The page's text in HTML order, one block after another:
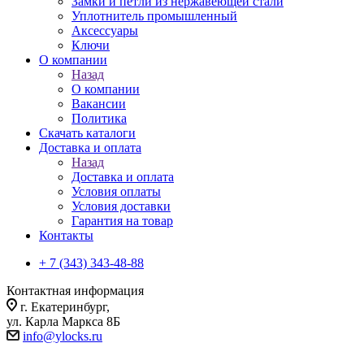
Уплотнитель промышленный
Аксессуары
Ключи
О компании
Назад
О компании
Вакансии
Политика
Скачать каталоги
Доставка и оплата
Назад
Доставка и оплата
Условия оплаты
Условия доставки
Гарантия на товар
Контакты
+ 7 (343) 343-48-88
Контактная информация
г. Екатеринбург,
ул. Карла Маркса 8Б
info@ylocks.ru